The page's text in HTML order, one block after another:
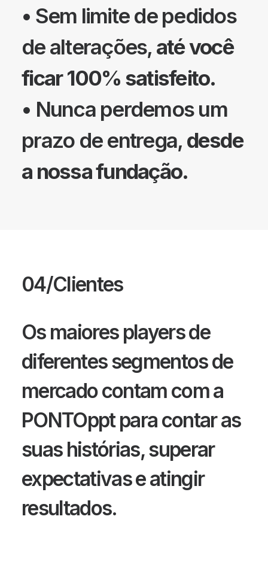
• Sem limite de pedidos
de alterações, até você
ficar 100% satisfeito.
• Nunca perdemos um
prazo de entrega, desde
a nossa fundação.
04/Clientes
Os maiores players de
diferentes segmentos de
mercado contam com a
PONTOppt para contar as
suas histórias, superar
expectativas e atingir
resultados.